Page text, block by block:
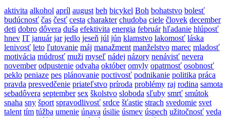
aktivita alkohol apríl august beh bicykel Boh bohatstvo bolesť
budúcnosť čas česť cesta charakter chudoba ciele človek december
deti dobro dôvera duša efektivita energia február hľadanie hlúposť
hnev IT január jar jedlo jeseň júl jún klamstvo lakomosť láska
lenivosť leto ľutovanie máj manažment manželstvo marec mladosť
motivácia múdrosť muži myseľ nádej názory nenávisť nevera
november odpustenie odvaha október omyly opatrnosť osobnosť
peklo peniaze pes plánovanie poctivosť podnikanie politika práca
pravda presvedčenie priateľstvo príroda problémy raj rodina samota
sebadôvera september sex školstvo sloboda sľuby smrť smútok
snaha sny šport spravodlivosť srdce šťastie strach svedomie svet
talent tím túžba umenie únava úsilie úsmev úspech užitočnosť veda